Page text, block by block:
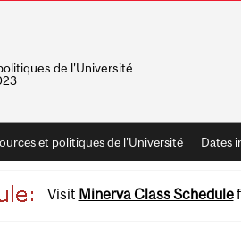
de l'Université
et politiques de l'Université Dates
Visit Minerva Class Schedule